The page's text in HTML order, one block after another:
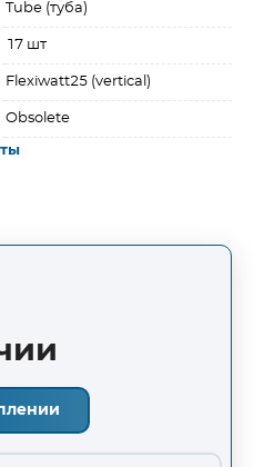
Tube (туба)
17 шт
Flexiwatt25 (vertical)
Obsolete